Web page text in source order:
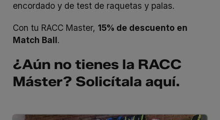
encordado y de test de raquetas y palas.
Con tu RACC Master, 15% de descuento en
Match Ball.
¿Aún no tienes la RACC
Máster? Solicítala aquí.